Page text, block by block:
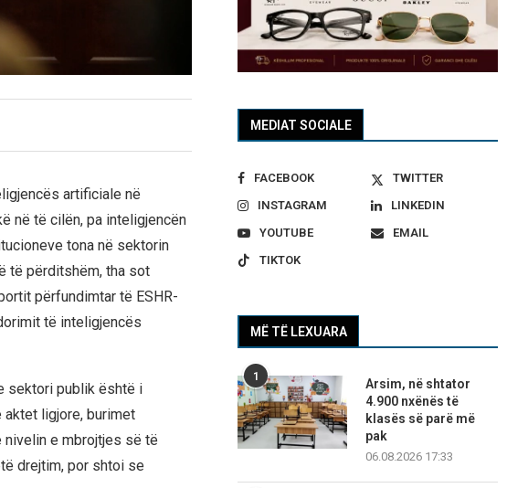
artificiale në
në të cilën, pa inteligjencën
tona në sektorin
të përditshëm, tha sot
përfundimtar të ESHR-
të inteligjencës
sektori publik është i
ligjore, burimet
nivelin e mbrojtjes së të
drejtim, por shtoi se
MEDIAT SOCIALE
FACEBOOK
TWITTER
INSTAGRAM
LINKEDIN
YOUTUBE
EMAIL
TIKTOK
MË TË LEXUARA
1
Arsim, në shtator
4.900 nxënës të
klasës së parë më
pak
06.08.2026 17:33